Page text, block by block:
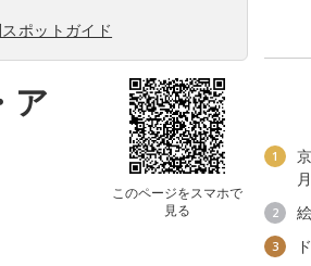
ポットガイド
ア
このページをスマホで
見る
1
2
3